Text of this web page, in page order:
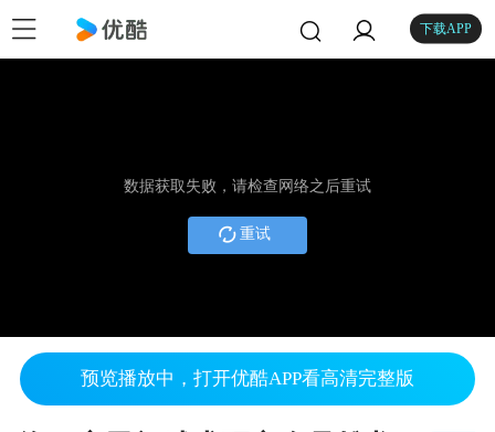
下载APP
数据获取失败，请检查网络之后重试
重试
预览播放中，打开优酷APP看高清完整版